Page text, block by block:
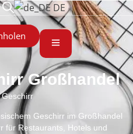
DE
Großhandel
Geschirr im Großhandel
für Restaurants, Hotels und